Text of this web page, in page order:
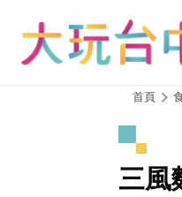
首頁
三風